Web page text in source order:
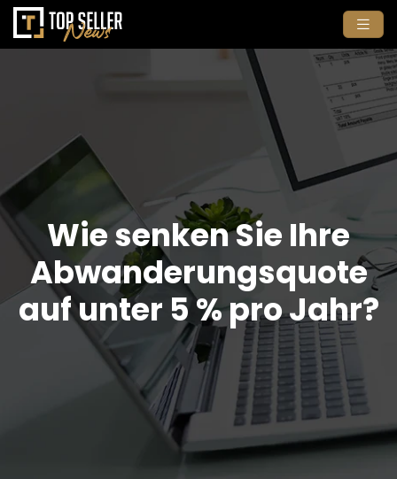
Wie senken Sie Ihre
Abwanderungsquote
auf unter 5 % pro Jahr?